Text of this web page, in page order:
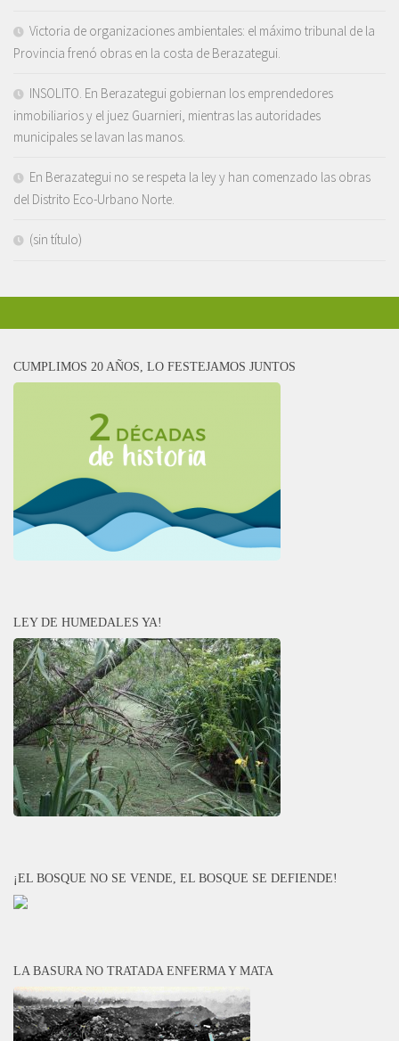
Victoria de organizaciones ambientales: el máximo tribunal de la
Provincia frenó obras en la costa de Berazategui.
INSOLITO. En Berazategui gobiernan los emprendedores
inmobiliarios y el juez Guarnieri, mientras las autoridades
municipales se lavan las manos.
En Berazategui no se respeta la ley y han comenzado las obras
del Distrito Eco-Urbano Norte.
(sin título)
CUMPLIMOS 20 AÑOS, LO FESTEJAMOS JUNTOS
LEY DE HUMEDALES YA!
¡EL BOSQUE NO SE VENDE, EL BOSQUE SE DEFIENDE!
LA BASURA NO TRATADA ENFERMA Y MATA